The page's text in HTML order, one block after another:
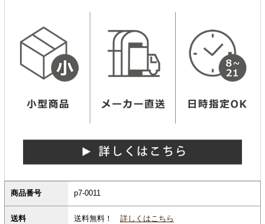
商品番号 p7-0011
送料 送料無料！ 詳しくはこちら